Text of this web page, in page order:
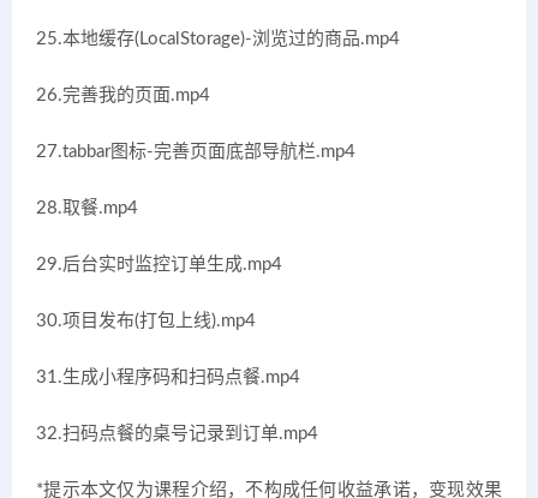
25.本地缓存(LocalStorage)-浏览过的商品.mp4
26.完善我的页面.mp4
27.tabbar图标-完善页面底部导航栏.mp4
28.取餐.mp4
29.后台实时监控订单生成.mp4
30.项目发布(打包上线).mp4
31.生成小程序码和扫码点餐.mp4
32.扫码点餐的桌号记录到订单.mp4
*提示本文仅为课程介绍，不构成任何收益承诺，变现效果